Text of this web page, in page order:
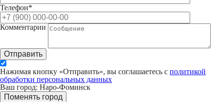
Телефон*
Комментарии
Отправить
Нажимая кнопку «Отправить», вы соглашаетесь с политикой
обработки персональных данных
Ваш город: Наро-Фоминск
Поменять город